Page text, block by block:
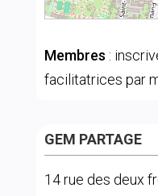
Membres :
facilitatrices par
GEM PARTAGE
14 rue des deux